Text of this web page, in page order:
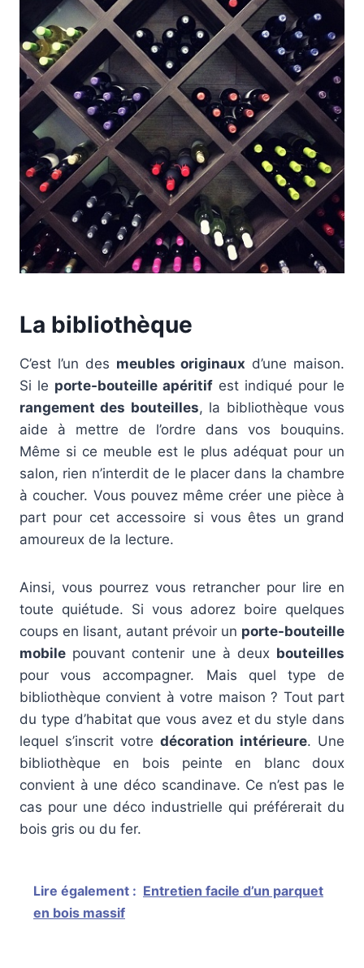
La bibliothèque
C’est l’un des meubles originaux d’une maison.
Si le porte-bouteille apéritif est indiqué pour le
rangement des bouteilles, la bibliothèque vous
aide à mettre de l’ordre dans vos bouquins.
Même si ce meuble est le plus adéquat pour un
salon, rien n’interdit de le placer dans la chambre
à coucher. Vous pouvez même créer une pièce à
part pour cet accessoire si vous êtes un grand
amoureux de la lecture.
Ainsi, vous pourrez vous retrancher pour lire en
toute quiétude. Si vous adorez boire quelques
coups en lisant, autant prévoir un porte-bouteille
mobile pouvant contenir une à deux bouteilles
pour vous accompagner. Mais quel type de
bibliothèque convient à votre maison ? Tout part
du type d’habitat que vous avez et du style dans
lequel s’inscrit votre décoration intérieure. Une
bibliothèque en bois peinte en blanc doux
convient à une déco scandinave. Ce n’est pas le
cas pour une déco industrielle qui préférerait du
bois gris ou du fer.
Lire également : Entretien facile d’un parquet
en bois massif